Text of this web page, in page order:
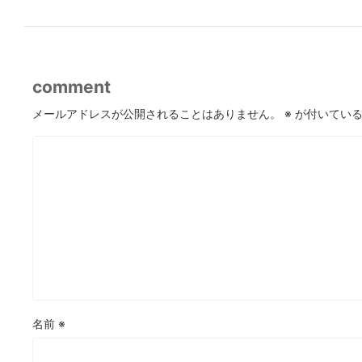
comment
メールアドレスが公開されることはありません。 ※ が付いてい
名前 ※